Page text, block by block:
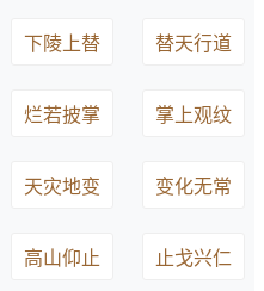
下陵上替 替天行道
烂若披掌 掌上观纹
天灾地变 变化无常
高山仰止 止戈兴仁